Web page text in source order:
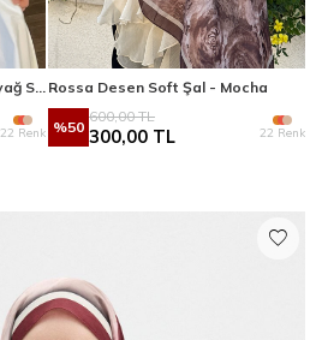
22 Renk
Rossa Desen Soft Şal - Mocha
%50
600,00TL
300,00 TL 22 Renk